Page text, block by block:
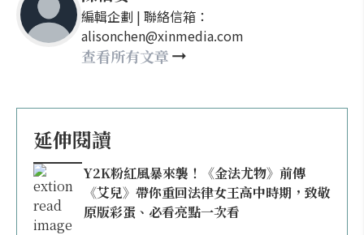
編輯企劃 | 聯絡信箱：
alisonchen@xinmedia.com
查看所有文章
延伸閱讀
Y2K粉紅風暴來襲！《金法尤物》前傳
《艾兒》帶你重回法律女王高中時期，致敬
原版彩蛋、必看亮點一次看